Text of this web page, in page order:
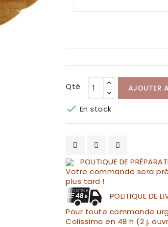
Qté AJOUTER
 En stock
POLITIQUE DE
Votre commande sera
plus tard !
POLITIQUE DE
Pour toute commande
Colissimo en 48 h (2 j.